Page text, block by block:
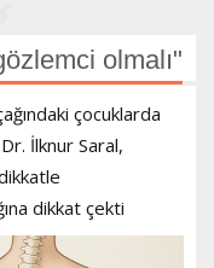
olmalı"
çocuklarda
İlknur Saral,
dikkat çekti